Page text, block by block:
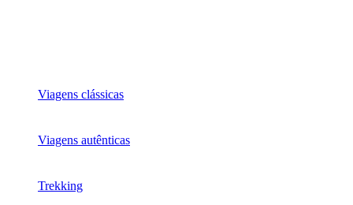
Viagens clássicas
Viagens autênticas
Trekking